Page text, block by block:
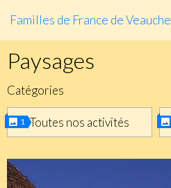
Familles de France de Veauche
Paysages
Catégories
1 Toutes nos activités